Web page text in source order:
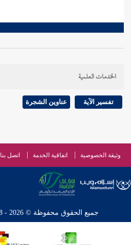
الخدمات العلمية
تفسير الآية عناوين الشجرة
وثيقة الخصوصية اتفاقية الخدمة اتصل بنا
جميع الحقوق محفوظة © 2026 - 1998 لشبكة إسلام ويب